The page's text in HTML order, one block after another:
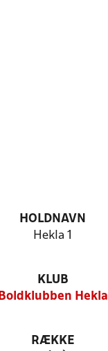
HOLDNAVN
Hekla 1
KLUB
Boldklubben Hekla
RÆKKE